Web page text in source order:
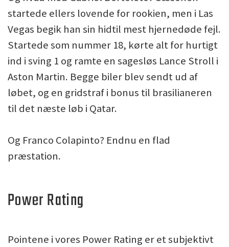
startede ellers lovende for rookien, men i Las
Vegas begik han sin hidtil mest hjernedøde fejl.
Startede som nummer 18, kørte alt for hurtigt
ind i sving 1 og ramte en sagesløs Lance Stroll i
Aston Martin. Begge biler blev sendt ud af
løbet, og en gridstraf i bonus til brasilianeren
til det næste løb i Qatar.
Og Franco Colapinto? Endnu en flad
præstation.
Power Rating
Pointene i vores Power Rating er et subjektivt